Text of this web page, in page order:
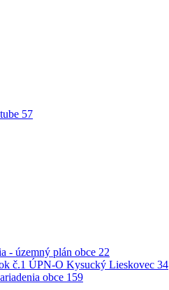
57
- územný plán obce 22
č.1 ÚPN-O Kysucký Lieskovec 34
obce 159